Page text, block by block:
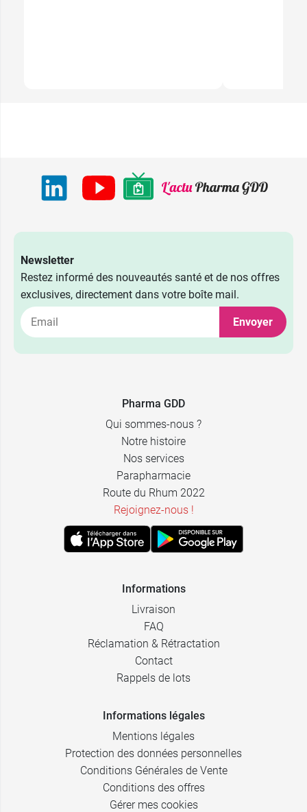
Newsletter
Restez informé des nouveautés santé et de nos offres
exclusives, directement dans votre boîte mail.
Envoyer
Pharma GDD
Qui sommes-nous ?
Notre histoire
Nos services
Parapharmacie
Route du Rhum 2022
Rejoignez-nous !
Informations
Livraison
FAQ
Réclamation & Rétractation
Contact
Rappels de lots
Informations légales
Mentions légales
Protection des données personnelles
Conditions Générales de Vente
Conditions des offres
Gérer mes cookies